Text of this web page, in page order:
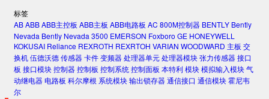
标签
ABABBABB主控板 ABB主板 ABB电路板 AC 800M控制器 BENTLY Bently
Nevada Bently Nevada 3500 EMERSON Foxboro GE HONEYWELL
KOKUSAI Reliance REXROTH REXRTOH VARIAN WOODWARD 主板 交
换机伍德沃德传感器卡件变频器处理器单元处理器模块张力传感器接口
板 接口模块控制器控制板 控制系统控制面板 本特利模块模拟输入模块气
动继电器电路板 科尔摩根 系统模块输出锁存器通信接口 通信模块霍尼韦
尔